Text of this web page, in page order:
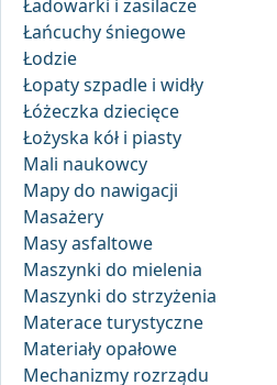
Ładowarki i zasilacze
Łańcuchy śniegowe
Łodzie
Łopaty szpadle i widły
Łóżeczka dziecięce
Łożyska kół i piasty
Mali naukowcy
Mapy do nawigacji
Masażery
Masy asfaltowe
Maszynki do mielenia
Maszynki do strzyżenia
Materace turystyczne
Materiały opałowe
Mechanizmy rozrządu